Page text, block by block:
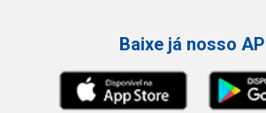
Baixe já nosso